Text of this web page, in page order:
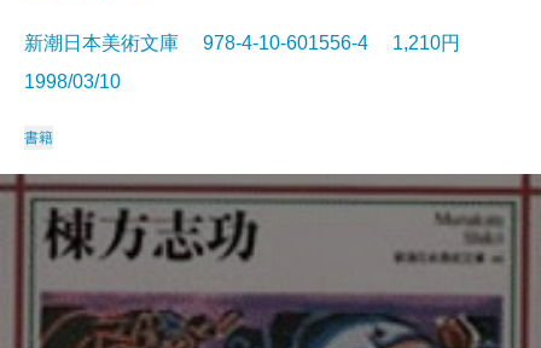
新潮日本美術文庫 978-4-10-601556-4 1,210円
1998/03/10
書籍